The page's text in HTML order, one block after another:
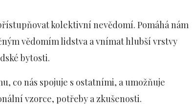
kolektivní nevědomí. Pomáhá nám
vědomím lidstva a vnímat hlubší vrstvy
bytosti.
co nás spojuje s ostatními, a umožňuje
vzorce, potřeby a zkušenosti.